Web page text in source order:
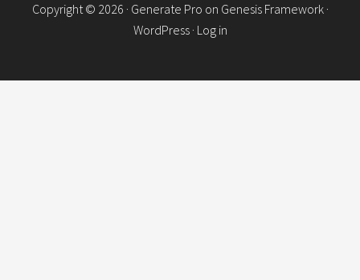
Copyright © 2026 · Generate Pro on Genesis Framework·
WordPress· Log in